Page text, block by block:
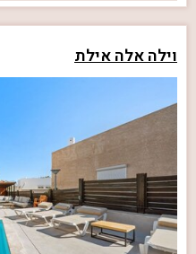
וילה אלה אילת